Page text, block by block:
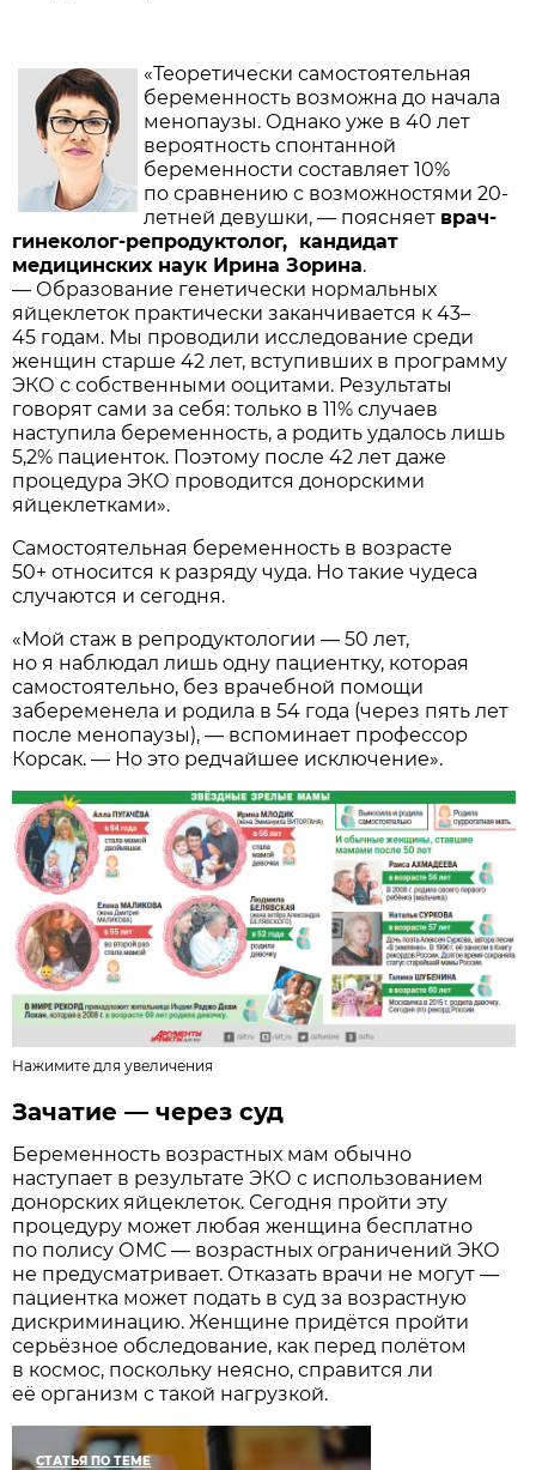
«Теоретически самостоятельная
беременность возможна до начала
менопаузы. Однако уже в 40 лет
вероятность спонтанной
беременности составляет 10%
по сравнению с возможностями 20-
летней девушки, — поясняет врач-
гинеколог-репродуктолог, кандидат
медицинских наук Ирина Зорина.
— Образование генетически нормальных
яйцеклеток практически заканчивается к 43–
45 годам. Мы проводили исследование среди
женщин старше 42 лет, вступивших в программу
ЭКО с собственными ооцитами. Результаты
говорят сами за себя: только в 11% случаев
наступила беременность, а родить удалось лишь
5,2% пациенток. Поэтому после 42 лет даже
процедура ЭКО проводится донорскими
яйцеклетками».
Самостоятельная беременность в возрасте
50+ относится к разряду чуда. Но такие чудеса
случаются и сегодня.
«Мой стаж в репродуктологии — 50 лет,
но я наблюдал лишь одну пациентку, которая
самостоятельно, без врачебной помощи
забеременела и родила в 54 года (через пять лет
после менопаузы), — вспоминает профессор
Корсак. — Но это редчайшее исключение».
Нажимите для увеличения
Зачатие — через суд
Беременность возрастных мам обычно
наступает в результате ЭКО с использованием
донорских яйцеклеток. Сегодня пройти эту
процедуру может любая женщина бесплатно
по полису ОМС — возрастных ограничений ЭКО
не предусматривает. Отказать врачи не могут —
пациентка может подать в суд за возрастную
дискриминацию. Женщине придётся пройти
серьёзное обследование, как перед полётом
в космос, поскольку неясно, справится ли
её организм с такой нагрузкой.
СТАТЬЯ ПО ТЕМЕ